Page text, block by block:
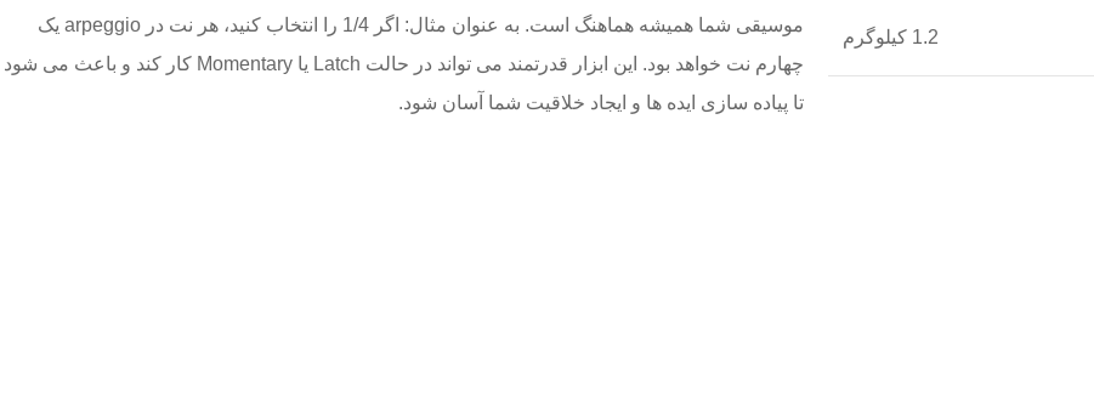
1.2 کیلوگرم
موسیقی شما همیشه هماهنگ است. به عنوان مثال: اگر 1/4 را انتخاب کنید، هر نت در arpeggio یک
چهارم نت خواهد بود. این ابزار قدرتمند می تواند در حالت Latch یا Momentary کار کند و باعث می شود
تا پیاده سازی ایده ها و ایجاد خلاقیت شما آسان شود.